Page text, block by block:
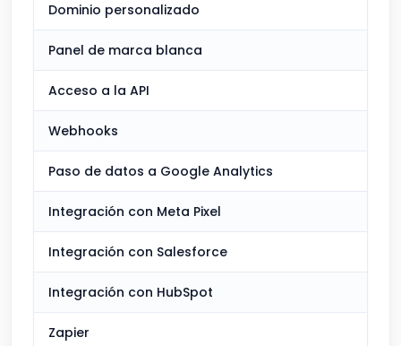
Dominio personalizado
Panel de marca blanca
Acceso a la API
Webhooks
Paso de datos a Google Analytics
Integración con Meta Pixel
Integración con Salesforce
Integración con HubSpot
Zapier